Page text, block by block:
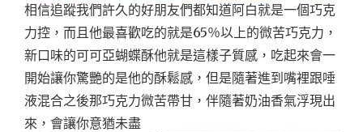
相信追蹤我們許久的好朋友們都知道阿白就是一個巧克
力控，而且他最喜歡吃的就是65％以上的微苦巧克力，
新口味的可可亞蝴蝶酥他就是這樣子質感，吃起來會一
開始讓你驚艷的是他的酥鬆感，但是隨著進到嘴裡跟唾
液混合之後那巧克力微苦帶甘，伴隨著奶油香氣浮現出
來，會讓你意猶未盡